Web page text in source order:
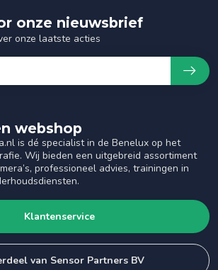
webshop
is dé specialist in de Benelux op het
Wij bieden een uitgebreid assortiment
professioneel advies, trainingen in
Klantenservice
van Sensor Partners BV
onze nieuwsbrief
onze laatste acties